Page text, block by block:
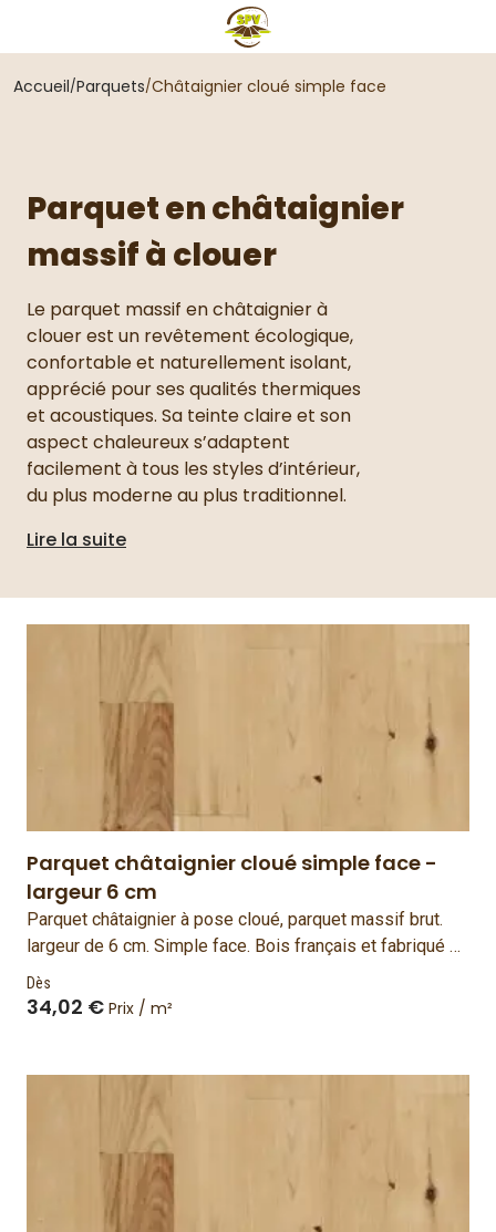
Accueil Parquets Châtaignier cloué simple face
Parquet en châtaignier
massif à clouer
Le parquet massif en châtaignier à
clouer est un revêtement écologique,
confortable et naturellement isolant,
apprécié pour ses qualités thermiques
et acoustiques. Sa teinte claire et son
aspect chaleureux s’adaptent
facilement à tous les styles d’intérieur,
du plus moderne au plus traditionnel.
Lire la suite
Parquet châtaignier cloué simple face -
largeur 6 cm
Parquet châtaignier à pose cloué, parquet massif brut.
largeur de 6 cm. Simple face. Bois français et fabriqué en
France.
Dès
34,02 € Prix / m²